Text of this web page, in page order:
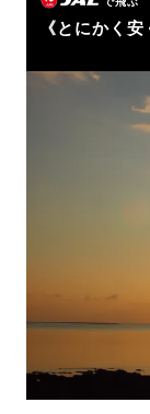
《とにかく